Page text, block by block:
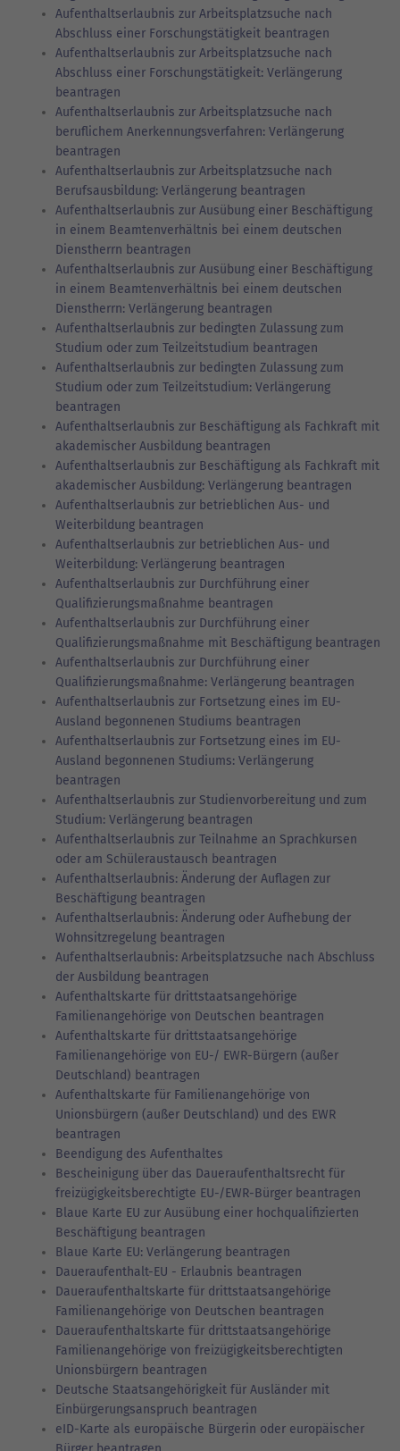
Aufenthaltserlaubnis zur Arbeitsplatzsuche nach
Abschluss einer Forschungstätigkeit beantragen
Aufenthaltserlaubnis zur Arbeitsplatzsuche nach
Abschluss einer Forschungstätigkeit: Verlängerung
beantragen
Aufenthaltserlaubnis zur Arbeitsplatzsuche nach
beruflichem Anerkennungsverfahren: Verlängerung
beantragen
Aufenthaltserlaubnis zur Arbeitsplatzsuche nach
Berufsausbildung: Verlängerung beantragen
Aufenthaltserlaubnis zur Ausübung einer Beschäftigung
in einem Beamtenverhältnis bei einem deutschen
Dienstherrn beantragen
Aufenthaltserlaubnis zur Ausübung einer Beschäftigung
in einem Beamtenverhältnis bei einem deutschen
Dienstherrn: Verlängerung beantragen
Aufenthaltserlaubnis zur bedingten Zulassung zum
Studium oder zum Teilzeitstudium beantragen
Aufenthaltserlaubnis zur bedingten Zulassung zum
Studium oder zum Teilzeitstudium: Verlängerung
beantragen
Aufenthaltserlaubnis zur Beschäftigung als Fachkraft mit
akademischer Ausbildung beantragen
Aufenthaltserlaubnis zur Beschäftigung als Fachkraft mit
akademischer Ausbildung: Verlängerung beantragen
Aufenthaltserlaubnis zur betrieblichen Aus- und
Weiterbildung beantragen
Aufenthaltserlaubnis zur betrieblichen Aus- und
Weiterbildung: Verlängerung beantragen
Aufenthaltserlaubnis zur Durchführung einer
Qualifizierungsmaßnahme beantragen
Aufenthaltserlaubnis zur Durchführung einer
Qualifizierungsmaßnahme mit Beschäftigung beantragen
Aufenthaltserlaubnis zur Durchführung einer
Qualifizierungsmaßnahme: Verlängerung beantragen
Aufenthaltserlaubnis zur Fortsetzung eines im EU-
Ausland begonnenen Studiums beantragen
Aufenthaltserlaubnis zur Fortsetzung eines im EU-
Ausland begonnenen Studiums: Verlängerung
beantragen
Aufenthaltserlaubnis zur Studienvorbereitung und zum
Studium: Verlängerung beantragen
Aufenthaltserlaubnis zur Teilnahme an Sprachkursen
oder am Schüleraustausch beantragen
Aufenthaltserlaubnis: Änderung der Auflagen zur
Beschäftigung beantragen
Aufenthaltserlaubnis: Änderung oder Aufhebung der
Wohnsitzregelung beantragen
Aufenthaltserlaubnis: Arbeitsplatzsuche nach Abschluss
der Ausbildung beantragen
Aufenthaltskarte für drittstaatsangehörige
Familienangehörige von Deutschen beantragen
Aufenthaltskarte für drittstaatsangehörige
Familienangehörige von EU-/ EWR-Bürgern (außer
Deutschland) beantragen
Aufenthaltskarte für Familienangehörige von
Unionsbürgern (außer Deutschland) und des EWR
beantragen
Beendigung des Aufenthaltes
Bescheinigung über das Daueraufenthaltsrecht für
freizügigkeitsberechtigte EU-/EWR-Bürger beantragen
Blaue Karte EU zur Ausübung einer hochqualifizierten
Beschäftigung beantragen
Blaue Karte EU: Verlängerung beantragen
Daueraufenthalt-EU - Erlaubnis beantragen
Daueraufenthaltskarte für drittstaatsangehörige
Familienangehörige von Deutschen beantragen
Daueraufenthaltskarte für drittstaatsangehörige
Familienangehörige von freizügigkeitsberechtigten
Unionsbürgern beantragen
Deutsche Staatsangehörigkeit für Ausländer mit
Einbürgerungsanspruch beantragen
eID-Karte als europäische Bürgerin oder europäischer